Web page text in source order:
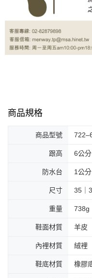
商品規格
商品型號
跟高 6公分
防水台 1公分
尺寸 35｜
重量 738g
鞋面材質 羊皮
內裡材質 絨裡
鞋底材質 橡膠